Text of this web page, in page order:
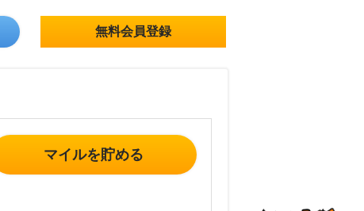
無料会員登録
マイルを貯める